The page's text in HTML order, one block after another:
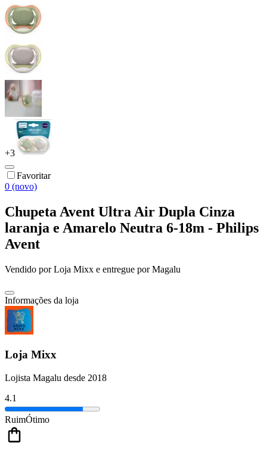
+3
Favoritar
0 (novo)
Chupeta Avent Ultra Air Dupla Cinza
laranja e Amarelo Neutra 6-18m - Philips
Avent
Vendido porLoja Mixx e entregue por Magalu
Informações da loja
Loja Mixx
Lojista Magalu desde 2018
4.1
RuimÓtimo